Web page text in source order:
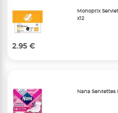
Monoprix
x12
2.95 €
Nana